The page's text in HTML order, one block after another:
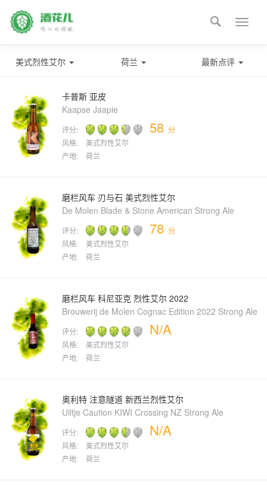
Toggle

美式烈性艾尔 荷兰 最新点评
卡普斯 亚皮
Kaapse Jaapie
评分: 58 分
风格:
美式烈性艾尔
产地:
荷兰
磨栏风车 刃与石 美式烈性艾尔
De Molen Blade & Stone American Strong Ale
评分: 78 分
风格:
美式烈性艾尔
产地:
荷兰
磨栏风车 科尼亚克 烈性艾尔 2022
Brouwerij de Molen Cognac Edition 2022 Strong Ale
评分: N/A
风格:
美式烈性艾尔
产地:
荷兰
奥利特 注意隧道 新西兰烈性艾尔
Uiltje Caution KIWI Crossing NZ Strong Ale
评分: N/A
风格:
美式烈性艾尔
产地:
荷兰